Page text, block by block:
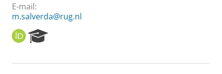
E-mail:
m.salverda@rug.nl
O
R
I
e